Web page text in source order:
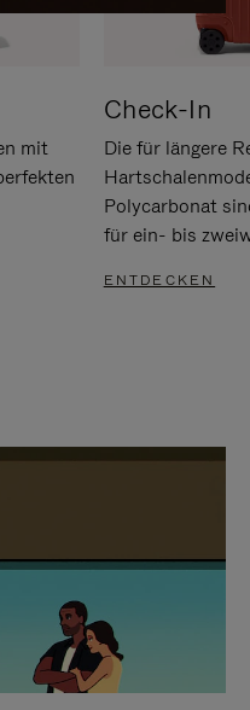
mit
Check-In
Die für längere
Polycarbonat
für ein- bis
ENTDECKEN